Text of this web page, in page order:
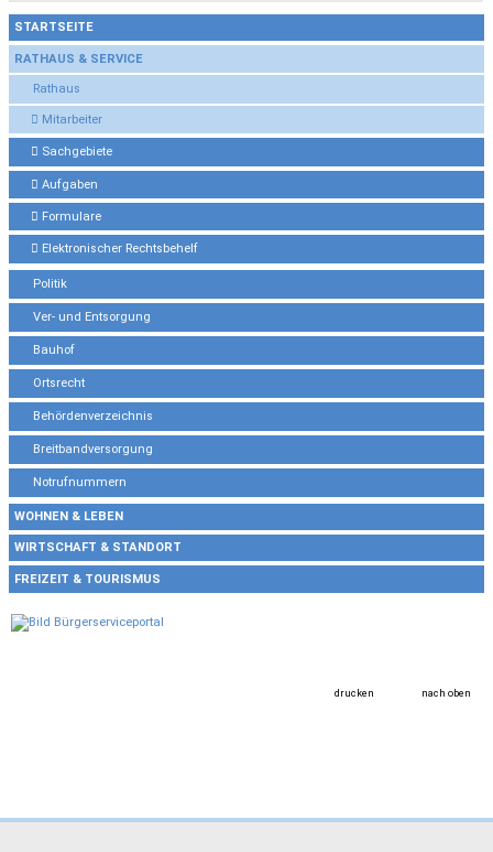
STARTSEITE
RATHAUS & SERVICE
Rathaus
Mitarbeiter
Sachgebiete
Aufgaben
Formulare
Elektronischer Rechtsbehelf
Politik
Ver- und Entsorgung
Bauhof
Ortsrecht
Behördenverzeichnis
Breitbandversorgung
Notrufnummern
WOHNEN & LEBEN
WIRTSCHAFT & STANDORT
FREIZEIT & TOURISMUS
drucken nach oben